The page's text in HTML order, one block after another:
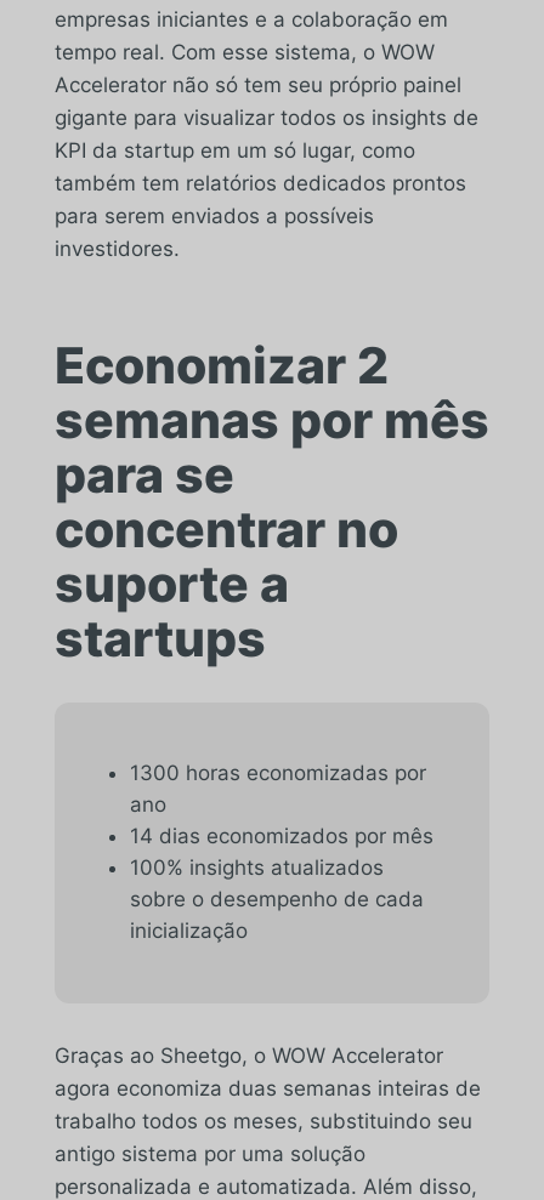
empresas iniciantes e a colaboração em
tempo real. Com esse sistema, o WOW
Accelerator não só tem seu próprio painel
gigante para visualizar todos os insights de
KPI da startup em um só lugar, como
também tem relatórios dedicados prontos
para serem enviados a possíveis
investidores.
Economizar 2
semanas por mês
para se
concentrar no
suporte a
startups
1300 horas economizadas por
ano
14 dias economizados por mês
100% insights atualizados
sobre o desempenho de cada
inicialização
Graças ao Sheetgo, o WOW Accelerator
agora economiza duas semanas inteiras de
trabalho todos os meses, substituindo seu
antigo sistema por uma solução
personalizada e automatizada. Além disso,